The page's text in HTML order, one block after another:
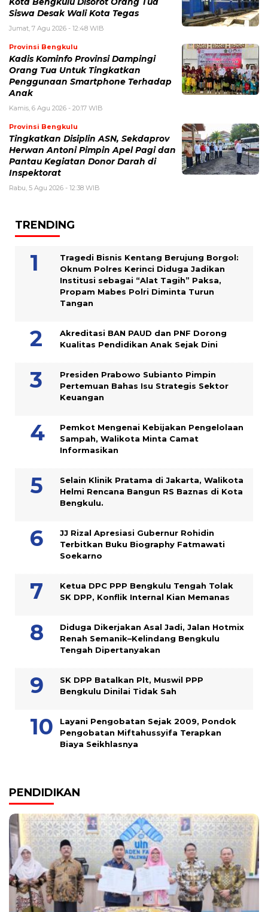
Kota Bengkulu Disorot Orang Tua
Siswa Desak Wali Kota Tegas
Jumat, 7 Agu 2026 - 12:48 WIB
Provinsi Bengkulu
Kadis Kominfo Provinsi Dampingi
Orang Tua Untuk Tingkatkan
Penggunaan Smartphone Terhadap
Anak
Kamis, 6 Agu 2026 - 20:17 WIB
Provinsi Bengkulu
Tingkatkan Disiplin ASN, Sekdaprov
Herwan Antoni Pimpin Apel Pagi dan
Pantau Kegiatan Donor Darah di
Inspektorat
Rabu, 5 Agu 2026 - 12:38 WIB
TRENDING
Tragedi Bisnis Kentang Berujung Borgol:
Oknum Polres Kerinci Diduga Jadikan
Institusi sebagai “Alat Tagih” Paksa,
Propam Mabes Polri Diminta Turun
Tangan
Akreditasi BAN PAUD dan PNF Dorong
Kualitas Pendidikan Anak Sejak Dini
Presiden Prabowo Subianto Pimpin
Pertemuan Bahas Isu Strategis Sektor
Keuangan
Pemkot Mengenai Kebijakan Pengelolaan
Sampah, Walikota Minta Camat
Informasikan
Selain Klinik Pratama di Jakarta, Walikota
Helmi Rencana Bangun RS Baznas di Kota
Bengkulu.
JJ Rizal Apresiasi Gubernur Rohidin
Terbitkan Buku Biography Fatmawati
Soekarno
Ketua DPC PPP Bengkulu Tengah Tolak
SK DPP, Konflik Internal Kian Memanas
Diduga Dikerjakan Asal Jadi, Jalan Hotmix
Renah Semanik–Kelindang Bengkulu
Tengah Dipertanyakan
SK DPP Batalkan Plt, Muswil PPP
Bengkulu Dinilai Tidak Sah
Layani Pengobatan Sejak 2009, Pondok
Pengobatan Miftahussyifa Terapkan
Biaya Seikhlasnya
PENDIDIKAN